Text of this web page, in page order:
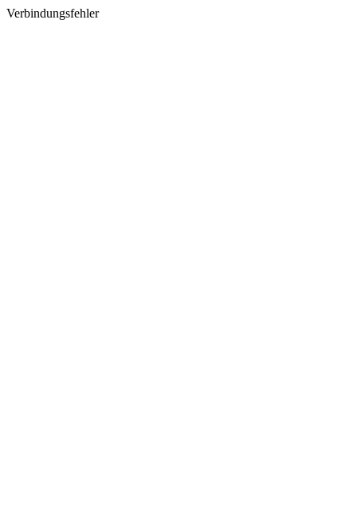
Verbindungsfehler